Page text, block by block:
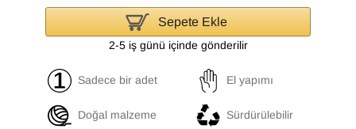
Sepete Ekle
2-5 iş günü içinde gönderilir
Sadece bir adet El yapımı
Doğal malzeme Sürdürülebilir